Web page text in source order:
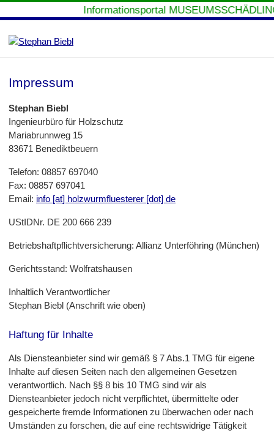
Informationsportal
Impressum
Stephan Biebl
Ingenieurbüro für Holzschutz
Mariabrunnweg 15
83671 Benediktbeuern
Telefon: 08857 697040
Fax: 08857 697041
Email: info [at] holzwurmfluesterer [dot] de
UStIDNr. DE 200 666 239
Betriebshaftpflichtversicherung: Allianz Unterföhring (München)
Gerichtsstand: Wolfratshausen
Inhaltlich Verantwortlicher
Stephan Biebl (Anschrift wie oben)
Haftung für Inhalte
Als Diensteanbieter sind wir gemäß § 7 Abs.1 TMG für eigene
Inhalte auf diesen Seiten nach den allgemeinen Gesetzen
verantwortlich. Nach §§ 8 bis 10 TMG sind wir als
Diensteanbieter jedoch nicht verpflichtet, übermittelte oder
gespeicherte fremde Informationen zu überwachen oder nach
Umständen zu forschen, die auf eine rechtswidrige Tätigkeit